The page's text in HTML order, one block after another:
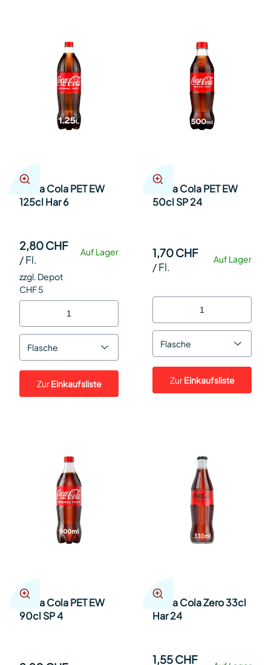
Coca Cola PET EW
125cl Har 6
Auf Lager
2,80 CHF
/Fl.
zzgl. Depot
CHF 5
Flasche
ZurEinkaufsliste
Coca Cola PET EW
50cl SP 24
Auf Lager
1,70 CHF
/Fl.
Flasche
ZurEinkaufsliste
Coca Cola PET EW
90cl SP 4
Coca Cola Zero 33cl
Har 24
1,55 CHF